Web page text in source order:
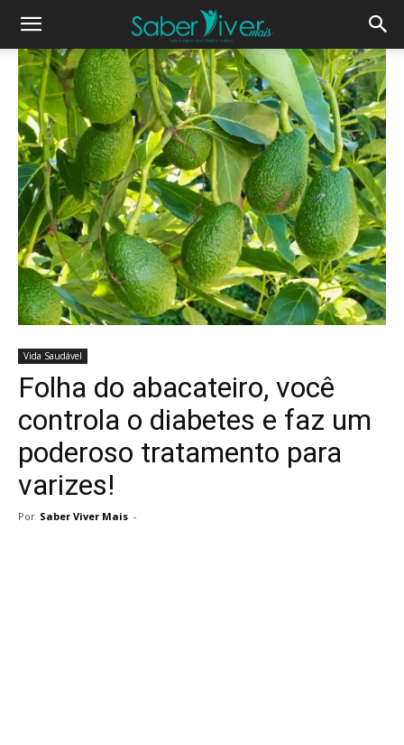
Vida Saudável
Folha do abacateiro, você
controla o diabetes e faz um
poderoso tratamento para
varizes!
Por Saber Viver Mais -